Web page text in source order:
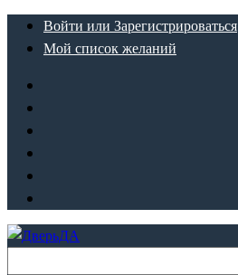
ПерейтиВойти или Зарегистрироваться
Мой список желаний